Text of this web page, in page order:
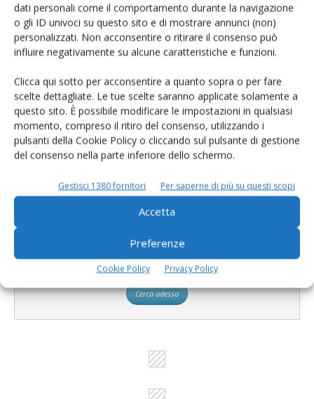
dati personali come il comportamento durante la navigazione
o gli ID univoci su questo sito e di mostrare annunci (non)
personalizzati. Non acconsentire o ritirare il consenso può
influire negativamente su alcune caratteristiche e funzioni.
Clicca qui sotto per acconsentire a quanto sopra o per fare
scelte dettagliate. Le tue scelte saranno applicate solamente a
questo sito. È possibile modificare le impostazioni in qualsiasi
momento, compreso il ritiro del consenso, utilizzando i
pulsanti della Cookie Policy o cliccando sul pulsante di gestione
del consenso nella parte inferiore dello schermo.
Gestisci 1380 fornitori Per saperne di più su questi scopi
Accetta
Preferenze
Cookie Policy Privacy Policy
Catalogo Aziende e Prodotti
Un modo semplice per cercare un'azienda o un
prodotto!
L'Esperto risponde
I consigli di Terra e Vita agli agricoltori
Cerca adesso